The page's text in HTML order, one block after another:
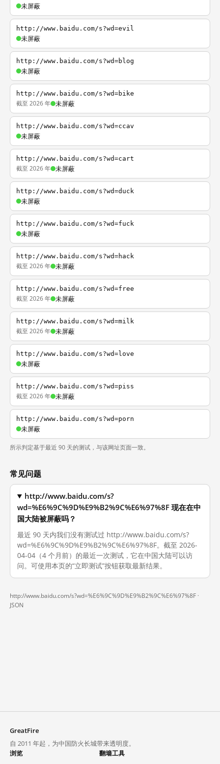
未屏蔽
http://www.baidu.com/s?wd=evil
未屏蔽
http://www.baidu.com/s?wd=blog
未屏蔽
http://www.baidu.com/s?wd=bike
截至 2026 年 未屏蔽
http://www.baidu.com/s?wd=ccav
未屏蔽
http://www.baidu.com/s?wd=cart
截至 2026 年 未屏蔽
http://www.baidu.com/s?wd=duck
未屏蔽
http://www.baidu.com/s?wd=fuck
未屏蔽
http://www.baidu.com/s?wd=hack
截至 2026 年 未屏蔽
http://www.baidu.com/s?wd=free
截至 2026 年 未屏蔽
http://www.baidu.com/s?wd=milk
截至 2026 年 未屏蔽
http://www.baidu.com/s?wd=love
未屏蔽
http://www.baidu.com/s?wd=piss
截至 2026 年 未屏蔽
http://www.baidu.com/s?wd=porn
未屏蔽
所示判定基于最近 90 天的测试，与该网址页面一致。
常见问题
http://www.baidu.com/s?
wd=%E6%9C%9D%E9%B2%9C%E6%97%8F 现在在中
国大陆被屏蔽吗？
最近 90 天内我们没有测试过 http://www.baidu.com/s?
wd=%E6%9C%9D%E9%B2%9C%E6%97%8F。截至 2026-
04-04（4 个月前）的最近一次测试，它在中国大陆可以访
问。可使用本页的“立即测试”按钮获取最新结果。
http://www.baidu.com/s?wd=%E6%9C%9D%E9%B2%9C%E6%97%8F ·
JSON
GreatFire
自 2011 年起，为中国防火长城带来透明度。
浏览
翻墙工具